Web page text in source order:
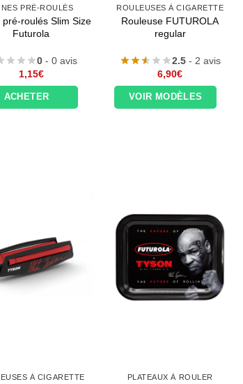
PRÉ-ROULÉS
pré-roulés Slim Size
Futurola
0 - 0 avis
1,15€
ACHETER
ROULEUSES À CIGARETTE
Rouleuse FUTUROLA
regular
2.5- 2 avis
6,90€
VOIR MODÈLES
À CIGARETTE PLATEAUX À ROULER